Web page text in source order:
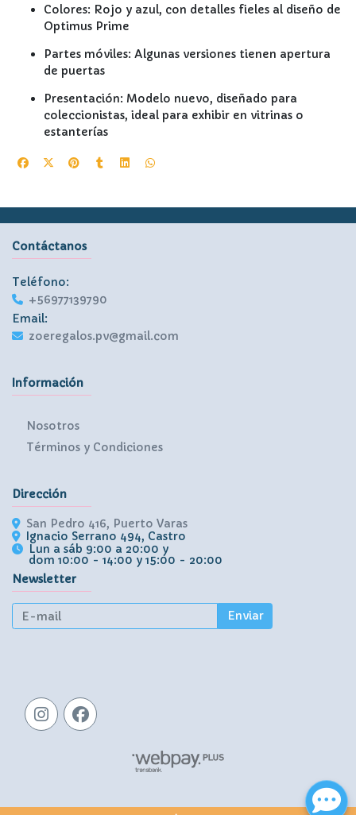
Colores: Rojo y azul, con detalles fieles al diseño de
Optimus Prime
Partes móviles: Algunas versiones tienen apertura
de puertas
Presentación: Modelo nuevo, diseñado para
coleccionistas, ideal para exhibir en vitrinas o
estanterías
Contáctanos
Teléfono:
+56977139790
Email:
zoeregalos.pv@gmail.com
Información
Nosotros
Términos y Condiciones
Dirección
San Pedro 416, Puerto Varas
Ignacio Serrano 494, Castro
Lun a sáb 9:00 a 20:00 y
dom 10:00 - 14:00 y 15:00 - 20:00
Newsletter
Enviar